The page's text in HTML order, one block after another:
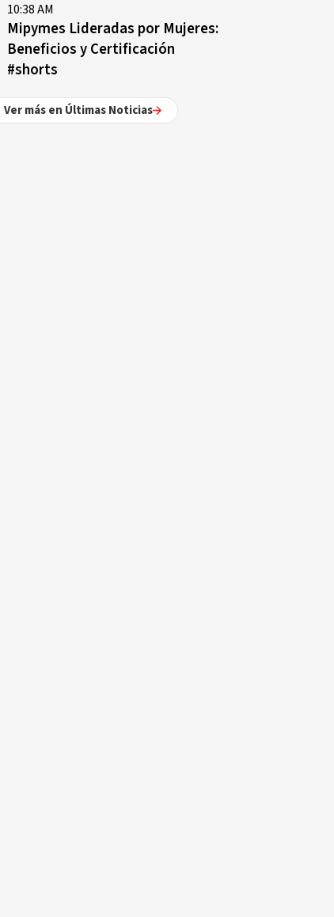
10:38 AM
Mipymes Lideradas por Mujeres:
Beneficios y Certificación
#shorts
Ver más en Últimas Noticias